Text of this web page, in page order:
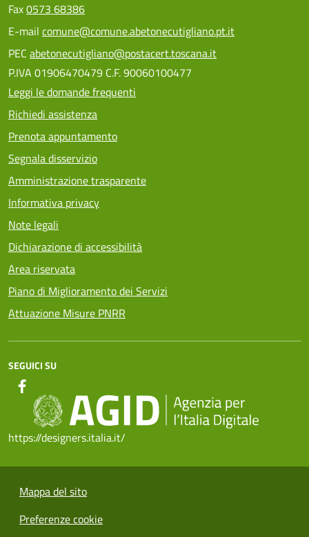
Fax0573 68386
E-mail comune@comune.abetonecutigliano.pt.it
PEC abetonecutigliano@postacert.toscana.it
P.IVA 01906470479 C.F. 90060100477
Leggi le domande frequenti
Richiedi assistenza
Prenota appuntamento
Segnala disservizio
Amministrazione trasparente
Informativa privacy
Note legali
Dichiarazione di accessibilità
Area riservata
Piano di Miglioramento dei Servizi
Attuazione Misure PNRR
SEGUICI SU
https://designers.italia.it/
Mappa del sito
Preferenze cookie